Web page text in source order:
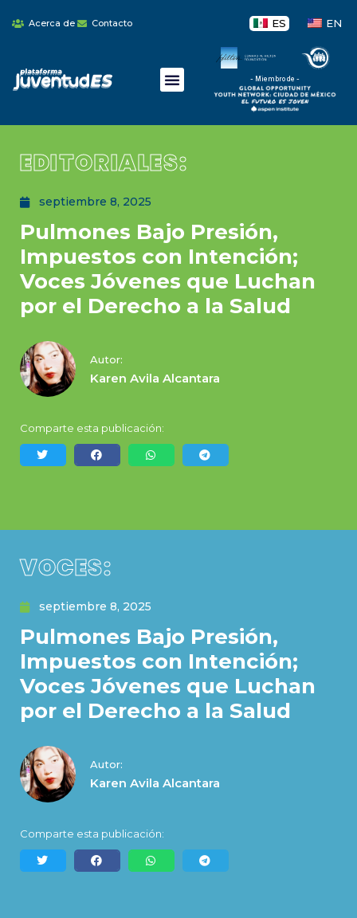
Acerca de Contacto ES EN
- Miembro de -
EDITORIALES:
septiembre 8, 2025
Pulmones Bajo Presión,
Impuestos con Intención;
Voces Jóvenes que Luchan
por el Derecho a la Salud
Autor:
Karen Avila Alcantara
Comparte esta publicación:
VOCES:
septiembre 8, 2025
Pulmones Bajo Presión,
Impuestos con Intención;
Voces Jóvenes que Luchan
por el Derecho a la Salud
Autor:
Karen Avila Alcantara
Comparte esta publicación: